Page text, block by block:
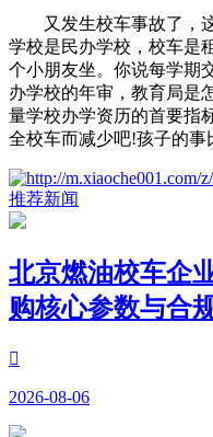
又发生校车事故了，这
学校是民办学校，校车是
个小朋友坐。你说每学期
办学校的年审，教育局是
量学校办学资历的首要指
全校车而减少吧!孩子的事
推荐新闻
北京燃油校车企
购核心参数与合

2026-08-06